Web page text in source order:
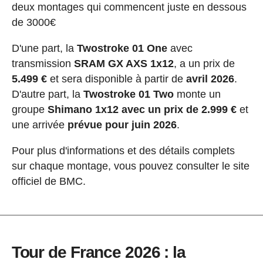
deux montages qui commencent juste en dessous
de 3000€
D'une part, la Twostroke 01 Oneavec
transmission SRAM GX AXS 1x12, a un prix de
5.499 €et sera disponible à partir de avril 2026.
D'autre part, la Twostroke 01 Twomonte un
groupe Shimano 1x12 avec un prix de 2.999 €et
une arrivée prévue pour juin 2026.
Pour plus d'informations et des détails complets
sur chaque montage, vous pouvez consulter le site
officiel de BMC.
Tour de France 2026 : la